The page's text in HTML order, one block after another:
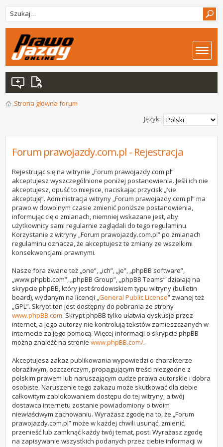
Strona główna forum
Język:
Forum prawojazdy.com.pl - Rejestracja
Rejestrując się na witrynie „Forum prawojazdy.com.pl”
akceptujesz wyszczególnione poniżej postanowienia. Jeśli ich nie
akceptujesz, opuść to miejsce, naciskając przycisk „Nie
akceptuję”. Administracja witryny „Forum prawojazdy.com.pl” ma
prawo w dowolnym czasie zmienić poniższe postanowienia,
informując cię o zmianach, niemniej wskazane jest, aby
użytkownicy sami regularnie zaglądali do tego regulaminu.
Korzystanie z witryny „Forum prawojazdy.com.pl” po zmianach
regulaminu oznacza, że akceptujesz te zmiany ze wszelkimi
konsekwencjami prawnymi.
Nasze fora zwane też „one”, „ich”, „je”, „phpBB software”,
„www.phpbb.com”, „phpBB Group”, „phpBB Teams” działają na
skrypcie phpBB, który jest środowiskiem typu witryny (bulletin
board), wydanym na licencji „General Public License” zwanej też
„GPL”. Skrypt ten jest dostępny do pobrania ze strony
www.phpBB.com. Skrypt phpBB tylko ułatwia dyskusje przez
internet, a jego autorzy nie kontrolują tekstów zamieszczanych w
internecie za jego pomocą. Więcej informacji o skrypcie phpBB
można znaleźć na stroniewww.phpBB.com/.
Akceptujesz zakaz publikowania wypowiedzi o charakterze
obraźliwym, oszczerczym, propagującym treści niezgodne z
polskim prawem lub naruszającym cudze prawa autorskie i dobra
osobiste. Naruszenie tego zakazu może skutkować dla ciebie
całkowitym zablokowaniem dostępu do tej witryny, a twój
dostawca internetu zostanie powiadomiony o twoim
niewłaściwym zachowaniu. Wyrażasz zgodę na to, że „Forum
prawojazdy.com.pl” może w każdej chwili usunąć, zmienić,
przenieść lub zamknąć każdy twój temat, post. Wyrażasz zgodę
na zapisywanie wszystkich podanych przez ciebie informacji w